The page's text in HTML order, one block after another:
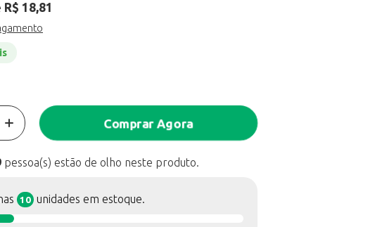
R$ 18,81
Comprar Agora
pessoa(s) estão de olho neste produto.
10 unidades em estoque.